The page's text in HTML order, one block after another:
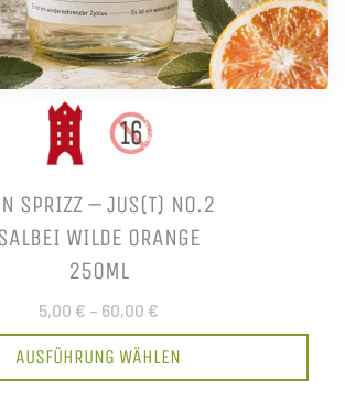
SPRIZZ – JUS(T) NO.2
WILDE ORANGE
250ML
5,00 € – 60,00 €
AUSFÜHRUNG WÄHLEN